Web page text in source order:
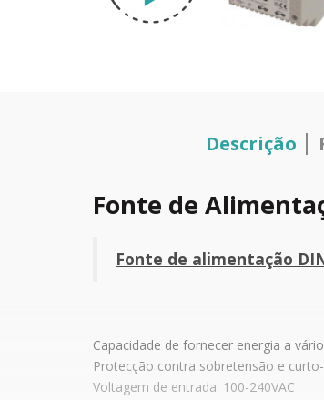
Descrição
Fonte de
Fonte de alimentação
Capacidade de fornecer energia a
Protecção contra sobretensão e
Voltagem de entrada: 100-240VAC